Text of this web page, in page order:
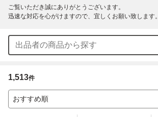
ご覧いただき誠にありがとうございます。
迅速な対応を心がけますので、宜しくお願い致します。
1,513件
おすすめ順